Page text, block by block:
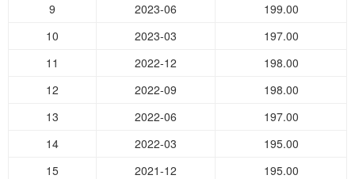
9
2023-06
199.00
10
2023-03
197.00
11
2022-12
198.00
12
2022-09
198.00
13
2022-06
197.00
14
2022-03
195.00
15
2021-12
195.00